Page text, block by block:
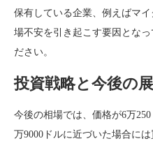
保有している企業、例えばマ
場不安を引き起こす要因とな
ださい。
投資戦略と今後の
今後の相場では、価格が6万
万9000ドルに近づいた場合に